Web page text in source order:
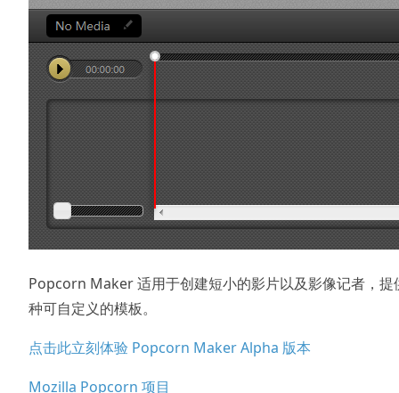
Popcorn Maker 适用于创建短小的影片以及影像记者，提
种可自定义的模板。
点击此立刻体验 Popcorn Maker Alpha 版本
Mozilla Popcorn 项目